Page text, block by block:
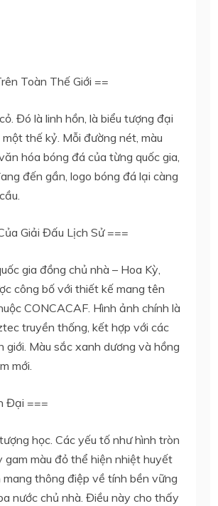
Toàn Thế Giới ==
Đó là linh hồn, là biểu tượng đại
thế kỷ. Mỗi đường nét, màu
hóa bóng đá của từng quốc gia,
đến gần, logo bóng đá lại càng
Giải Đấu Lịch Sử ===
gia đồng chủ nhà – Hoa Kỳ,
công bố với thiết kế mang tên
CONCACAF. Hình ảnh chính là
truyền thống, kết hợp với các
Màu sắc xanh dương và hồng
mới.
Đại ===
học. Các yếu tố như hình tròn
màu đỏ thể hiện nhiệt huyết
thông điệp về tính bền vững
nước chủ nhà. Điều này cho thấy